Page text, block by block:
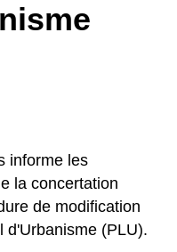
informe les
la concertation
de modification
d'Urbanisme (PLU).